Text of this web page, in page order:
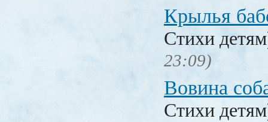
Крылья
Стихи
23:09)
Вовина
Стихи